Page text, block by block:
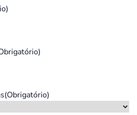
(Obrigatório)